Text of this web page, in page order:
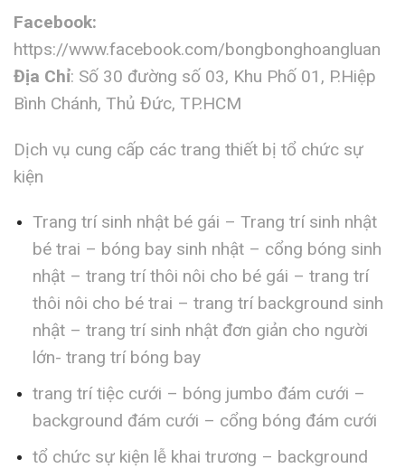
Facebook:
https://www.facebook.com/bongbonghoangluan
Địa Chỉ: Số 30 đường số 03, Khu Phố 01, P.Hiệp
Bình Chánh, Thủ Đức, TP.HCM
Dịch vụ cung cấp các trang thiết bị tổ chức sự
kiện
Trang trí sinh nhật bé gái – Trang trí sinh nhật
bé trai – bóng bay sinh nhật – cổng bóng sinh
nhật – trang trí thôi nôi cho bé gái – trang trí
thôi nôi cho bé trai – trang trí background sinh
nhật – trang trí sinh nhật đơn giản cho người
lớn- trang trí bóng bay
trang trí tiệc cưới – bóng jumbo đám cưới –
background đám cưới – cổng bóng đám cưới
tổ chức sự kiện lễ khai trương – background